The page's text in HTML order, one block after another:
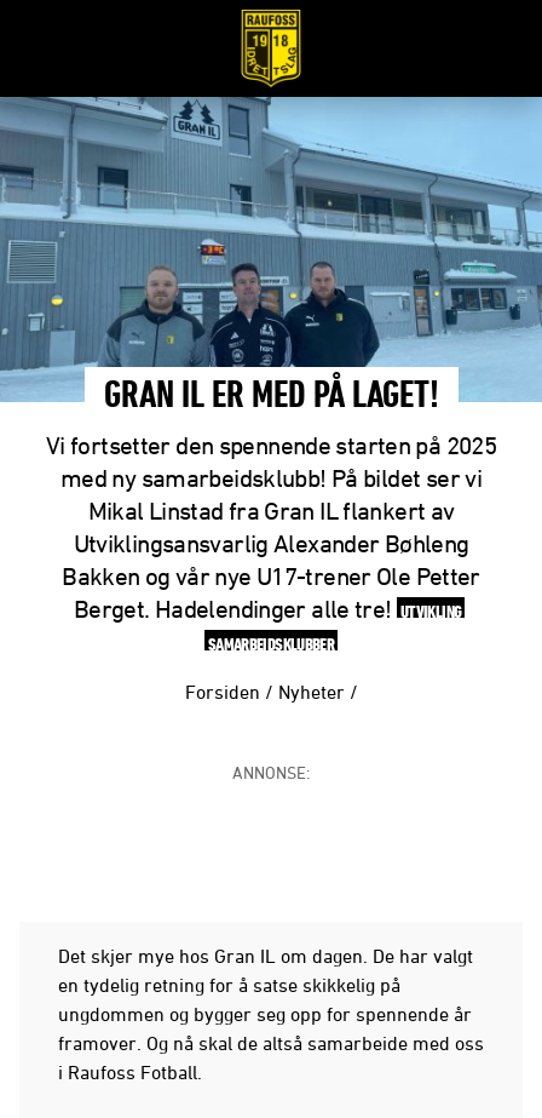
GRAN IL ER MED PÅ LAGET!
Vi fortsetter den spennende starten på 2025
med ny samarbeidsklubb! På bildet ser vi
Mikal Linstad fra Gran IL flankert av
Utviklingsansvarlig Alexander Bøhleng
Bakken og vår nye U17-trener Ole Petter
Berget. Hadelendinger alle tre! UTVIKLING
SAMARBEIDSKLUBBER
Forsiden / Nyheter /
ANNONSE:
Det skjer mye hos Gran IL om dagen. De har valgt
en tydelig retning for å satse skikkelig på
ungdommen og bygger seg opp for spennende år
framover. Og nå skal de altså samarbeide med oss
i Raufoss Fotball.